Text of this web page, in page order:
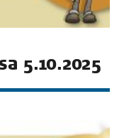
5.10.2025